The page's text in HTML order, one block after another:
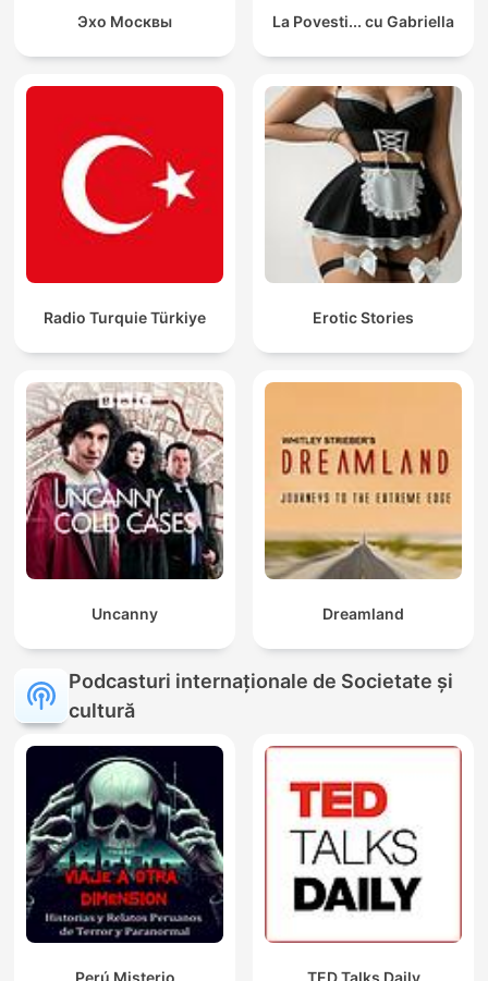
Эхо Москвы La Povesti... cu Gabriella
Radio Turquie Türkiye Erotic Stories
Uncanny Dreamland
Podcasturi internaționale de Societate și
cultură